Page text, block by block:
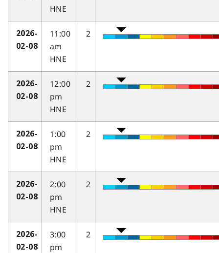
HNE
2026-
02-08
11:00
am
HNE
2
2026-
02-08
12:00
pm
HNE
2
2026-
02-08
1:00
pm
HNE
2
2026-
02-08
2:00
pm
HNE
2
2026-
02-08
3:00
pm
2